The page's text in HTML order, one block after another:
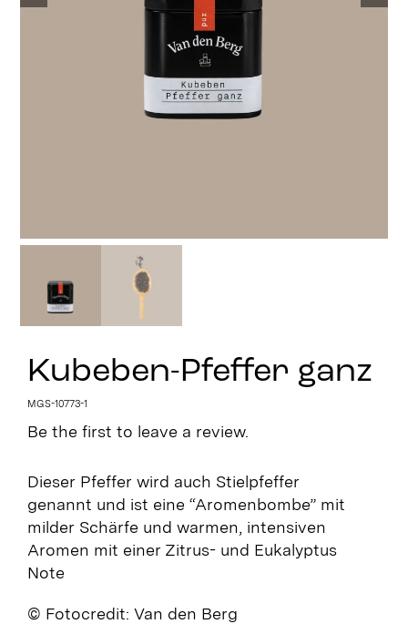
Kubeben-Pfeffer ganz
MGS-10773-1
Be the first to leave a review.
Dieser Pfeffer wird auch Stielpfeffer
genannt und ist eine “Aromenbombe” mit
milder Schärfe und warmen, intensiven
Aromen mit einer Zitrus- und Eukalyptus
Note
© Fotocredit: Van den Berg